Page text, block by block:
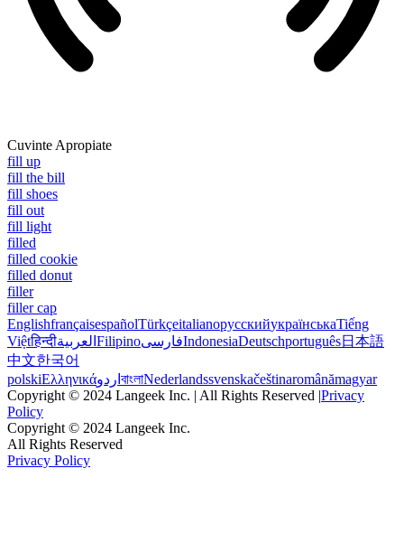
Cuvinte Apropiate
fill up
fill the bill
fill shoes
fill out
fill light
filled
filled cookie
filled donut
filler
filler cap
EnglishfrançaisespañolTürkçeitalianoрусскийукраїнськаTiếng
Việtहिन्दीالعربية FilipinoفارسیIndonesiaDeutschportuguês日本語
中文한국어
polskiΕλληνικάاردو বাংলাNederlandssvenskačeštinaromânămagyar
Copyright © 2024 Langeek Inc. | All Rights Reserved |Privacy
Policy
Copyright © 2024 Langeek Inc.
All Rights Reserved
Privacy Policy